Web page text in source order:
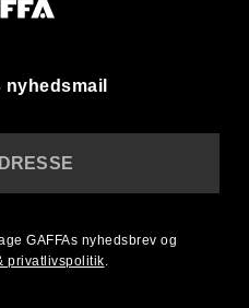
nyhedsmail
GAFFAs nyhedsbrev og
privatlivspolitik.